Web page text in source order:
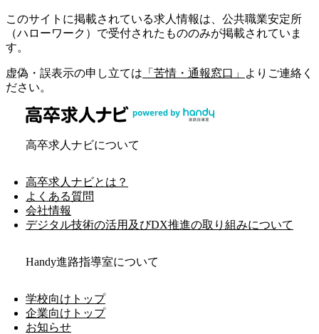
このサイトに掲載されている求人情報は、公共職業安定所
（ハローワーク）で受付されたもののみが掲載されていま
す。
虚偽・誤表示の申し立ては 「苦情・通報窓口」
よりご連絡く
ださい。
高卒求人ナビについて
高卒求人ナビとは？
よくある質問
会社情報
デジタル技術の活用及びDX推進の取り組みについて
Handy進路指導室について
学校向けトップ
企業向けトップ
お知らせ